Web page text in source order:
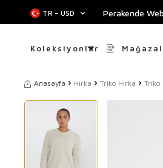
TR − USD Perakende
Koleksiyonlar
Anasayfa Hırka Triko Hırka Triko